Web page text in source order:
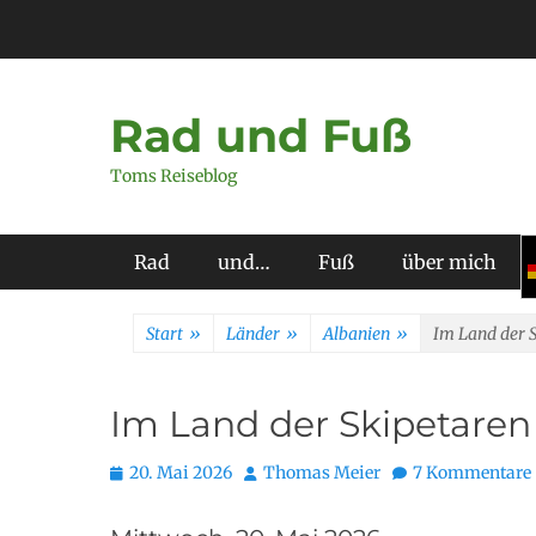
Rad und Fuß
Toms Reiseblog
Primäres Menü
Rad und… Fuß über mich
Start » Länder » Albanien » Im Land der
Im Land der Skipetaren
Posted
20. Mai 2026 Autor
Thomas Meier 7 Kommentare